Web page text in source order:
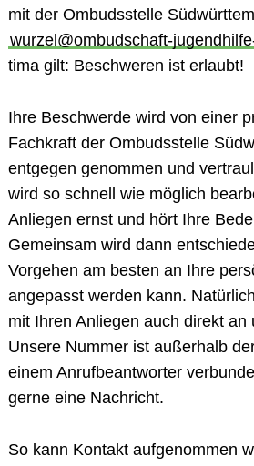
mit der Ombudsstelle
wurzel@ombudschaft-
tima gilt: Beschweren ist erlaubt!
Ihre Beschwerde wird von einer
Fachkraft der Ombudsstelle
entgegen genommen und
wird so schnell wie möglich
Anliegen ernst und hört Ihre
Gemeinsam wird dann
Vorgehen am besten an Ihre
angepasst werden kann.
mit Ihren Anliegen auch direkt an
Unsere Nummer ist außerhalb
einem Anrufbeantworter
gerne eine Nachricht.
So kann Kontaktaufgenommen